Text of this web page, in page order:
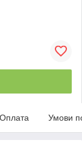
Оплата Умови